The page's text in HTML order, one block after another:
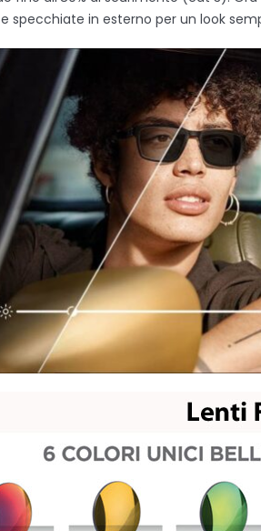
specchiate in esterno per un look